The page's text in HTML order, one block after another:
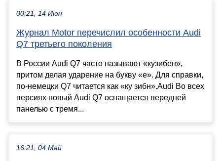
00:21, 14 Июн
Журнал Motor перечислил особенности Audi
Q7 третьего поколения
В России Audi Q7 часто называют «кузибен»,
притом делая ударение на букву «е». Для справки,
по-немецки Q7 читается как «ку зибн».Audi Во всех
версиях новый Audi Q7 оснащается передней
панелью с тремя...
16:21, 04 Май